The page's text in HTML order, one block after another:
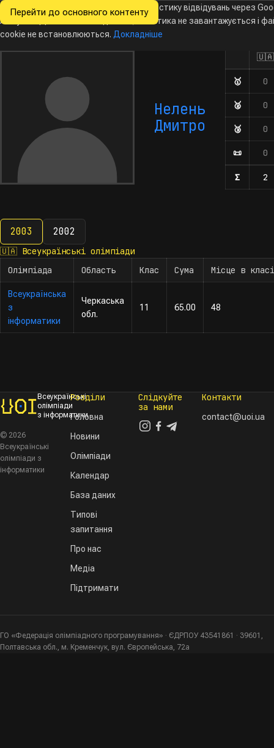
Перейти до основного контенту
Всеукраїнські
з інформатики
НовиниОлімпіадиКалендарБаза даних
Нелень
Дмитро
🇺🇦
🥇 0
🥈 0
🥉 0
📜 0
Σ 2
2003 2002
2003
🇺🇦 Всеукраїнські олімпіади
Олімпіада
Область Клас Сума Місце в класі
Всеукраїнська
з
інформатики
Черкаська
обл.
11 65.00 48
Всеукраїнські
олімпіади
з інформатики
© 2026
Всеукраїнські
олімпіади з
інформатики
Розділи
Головна
Новини
Олімпіади
Календар
База даних
Типові
запитання
Про нас
Медіа
Підтримати
Слідкуйте
за нами
Контакти
contact@uoi.ua
ГО «Федерація олімпіадного програмування» · ЄДРПОУ 43541861 · 39601,
Полтавська обл., м. Кременчук, вул. Європейська, 72а
Ми хочемо збирати знеособлену статистику відвідувань через
Analytics. Доки ви не погодитесь, аналітика не завантажується і
cookie не встановлюються. Докладніше